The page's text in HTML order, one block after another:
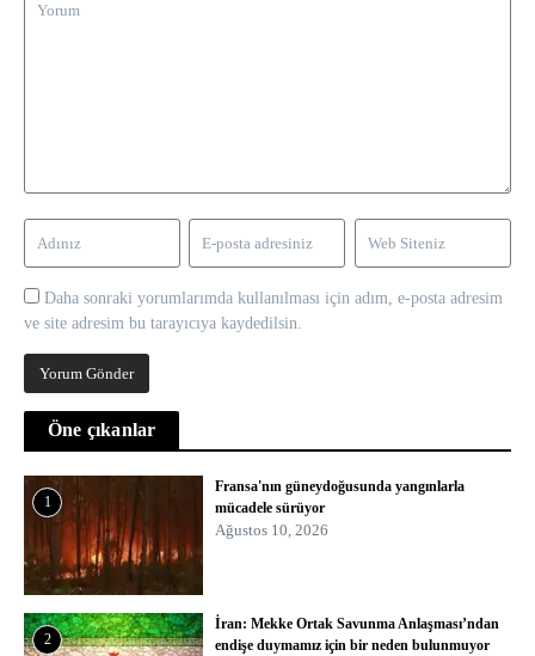
Daha sonraki yorumlarımda kullanılması için adım, e-posta adresim
ve site adresim bu tarayıcıya kaydedilsin.
Öne çıkanlar
1
Fransa'nın güneydoğusunda yangınlarla
mücadele sürüyor
Ağustos 10, 2026
2
İran: Mekke Ortak Savunma Anlaşması’ndan
endişe duymamız için bir neden bulunmuyor